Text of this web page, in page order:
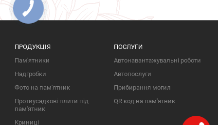
ПРОДУКЦІЯ
Пам'ятники
Надгробки
Фото на пам'ятник
Протиусадкові плити під
пам'ятник
Криниці
ПОСЛУГИ
Автонавантажувальні роботи
Автопослуги
Прибирання могил
QR код на пам'ятник